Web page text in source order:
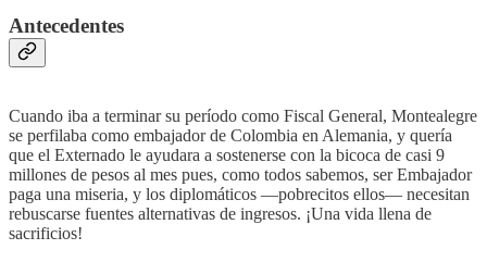
Antecedentes
Cuando iba a terminar su período como Fiscal General, Montealegre
se perfilaba como embajador de Colombia en Alemania, y quería
que el Externado le ayudara a sostenerse con la bicoca de casi 9
millones de pesos al mes pues, como todos sabemos, ser Embajador
paga una miseria, y los diplomáticos —pobrecitos ellos— necesitan
rebuscarse fuentes alternativas de ingresos. ¡Una vida llena de
sacrificios!